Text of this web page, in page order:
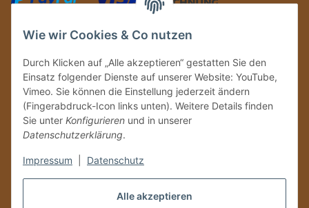
Alle akzeptieren
Wie wir Cookies & Co nutzen
Durch Klicken auf „Alle akzeptieren“ gestatten Sie den
Einsatz folgender Dienste auf unserer Website: YouTube,
Vimeo. Sie können die Einstellung jederzeit ändern
(Fingerabdruck-Icon links unten). Weitere Details finden
Sie unter Konfigurieren und in unserer
Datenschutzerklärung.
Impressum Datenschutz
Auf Nummer sicher
Ein Partnershop der